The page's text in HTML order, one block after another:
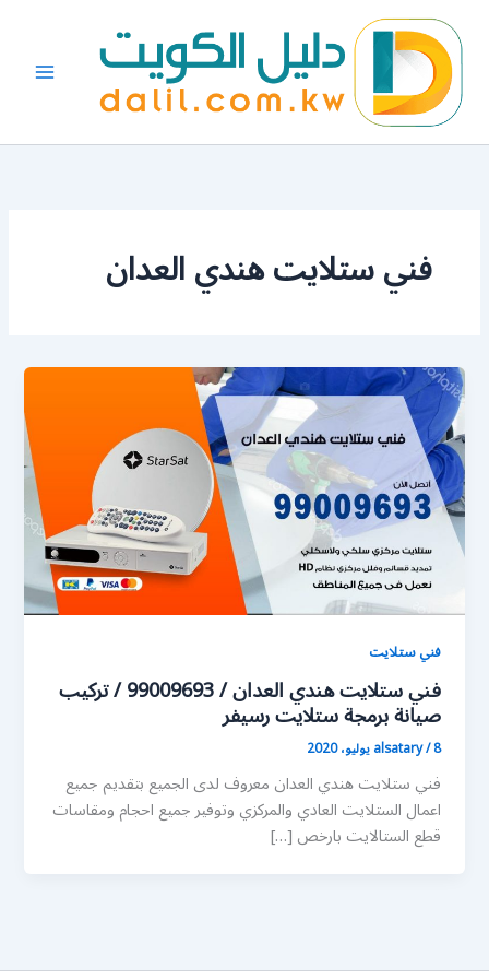
المحتوى
فني ستلايت هندي العدان
فني ستلايت
فني ستلايت هندي العدان / 99009693 / تركيب
صيانة برمجة ستلايت رسيفر
alsatary/8 يوليو، 2020
فني ستلايت هندي العدان معروف لدى الجميع بتقديم جميع
اعمال الستلايت العادي والمركزي وتوفير جميع احجام ومقاسات
قطع الستالايت بارخص […]